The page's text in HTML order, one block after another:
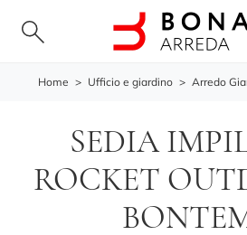
Home > Ufficio e giardino > Arredo
SEDIA
ROCKET